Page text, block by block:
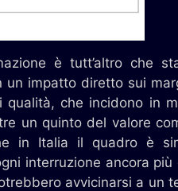
è tutt’altro che
impatto diretto sui
qualità, che incidono in
un quinto del valore
in Italia il quadro è
interruzione ancora
avvicinarsi a un